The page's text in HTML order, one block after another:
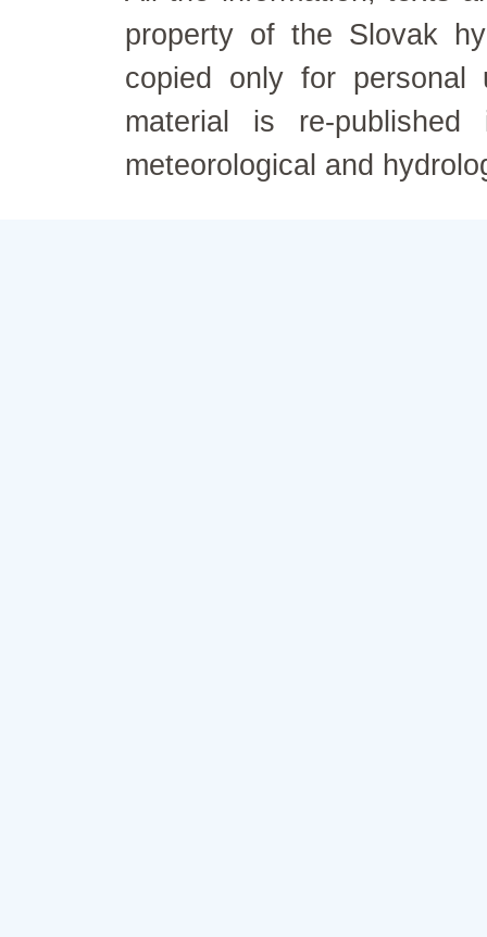
property of the Slovak
copied only for personal
material is re-
meteorological and